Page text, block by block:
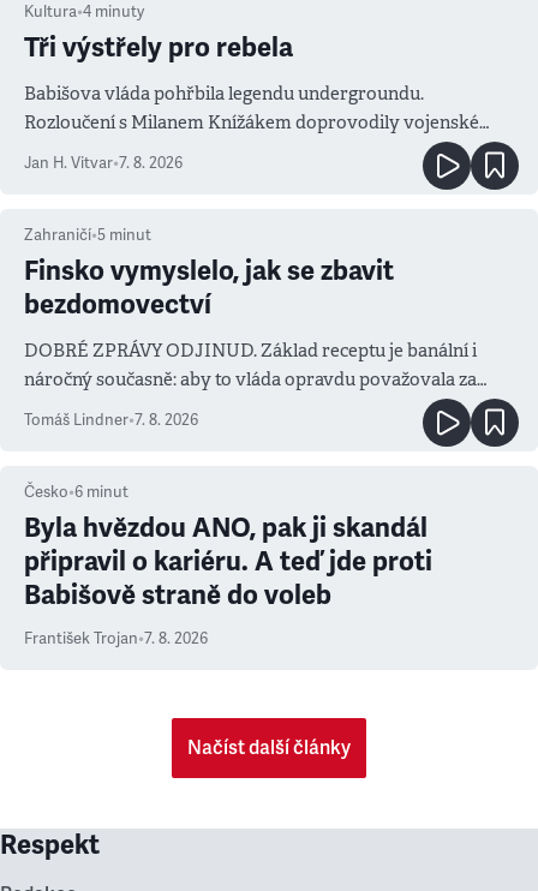
Kultura•4 minuty
Tři výstřely pro rebela
Babišova vláda pohřbila legendu undergroundu.
Rozloučení s Milanem Knížákem doprovodily vojenské
salvy i kritika pokrokářů
Jan H. Vitvar•7. 8. 2026
Zahraničí•5 minut
Finsko vymyslelo, jak se zbavit
bezdomovectví
DOBRÉ ZPRÁVY ODJINUD. Základ receptu je banální i
náročný současně: aby to vláda opravdu považovala za
prioritu
Tomáš Lindner•7. 8. 2026
Česko•6 minut
Byla hvězdou ANO, pak ji skandál
připravil o kariéru. A teď jde proti
Babišově straně do voleb
František Trojan•7. 8. 2026
Načíst další články
Respekt